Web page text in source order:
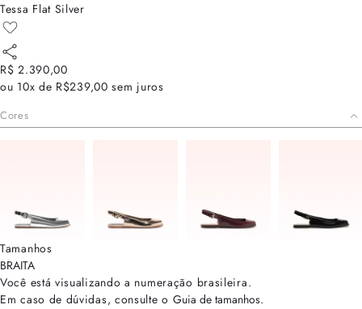
Tessa Flat Silver
R$ 2.390,00
ou 10x de R$239,00 sem juros
Cores
Tamanhos
BRAITA
Você está visualizando a numeração brasileira.
Em caso de dúvidas, consulte o Guia de tamanhos.